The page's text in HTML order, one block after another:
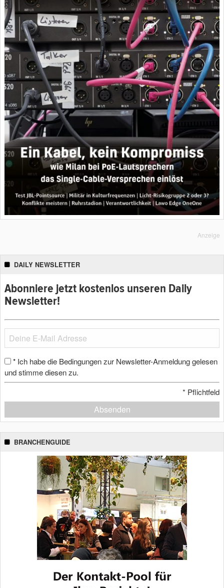
Anzeige
DAILY NEWSLETTER
Abonniere jetzt kostenlos unseren Daily
Newsletter!
* Ich habe die Bedingungen zur Newsletter-Anmeldung gelesen
und stimme diesen zu.
* Pflichtfeld
Absenden
BRANCHENGUIDE